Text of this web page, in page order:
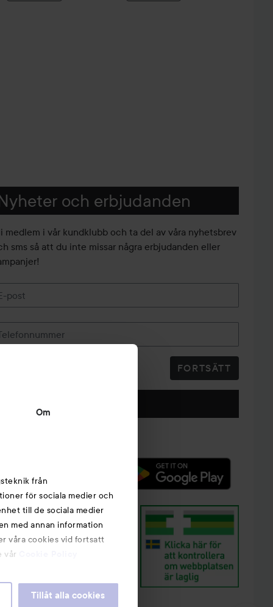
Om
från
för sociala medier och
till de sociala medier
med annan information
våra cookies vid fortsatt
vår
Tillåt alla cookies
och erbjudanden
medlem i vår kundklubb och ta del av våra nyhetsbrev
sms så att du inte missar några erbjudanden eller
post
FORTSÄTT
Följ oss